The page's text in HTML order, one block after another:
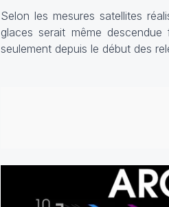
Selon les mesures satellites
glaces serait même
seulement depuis le début des